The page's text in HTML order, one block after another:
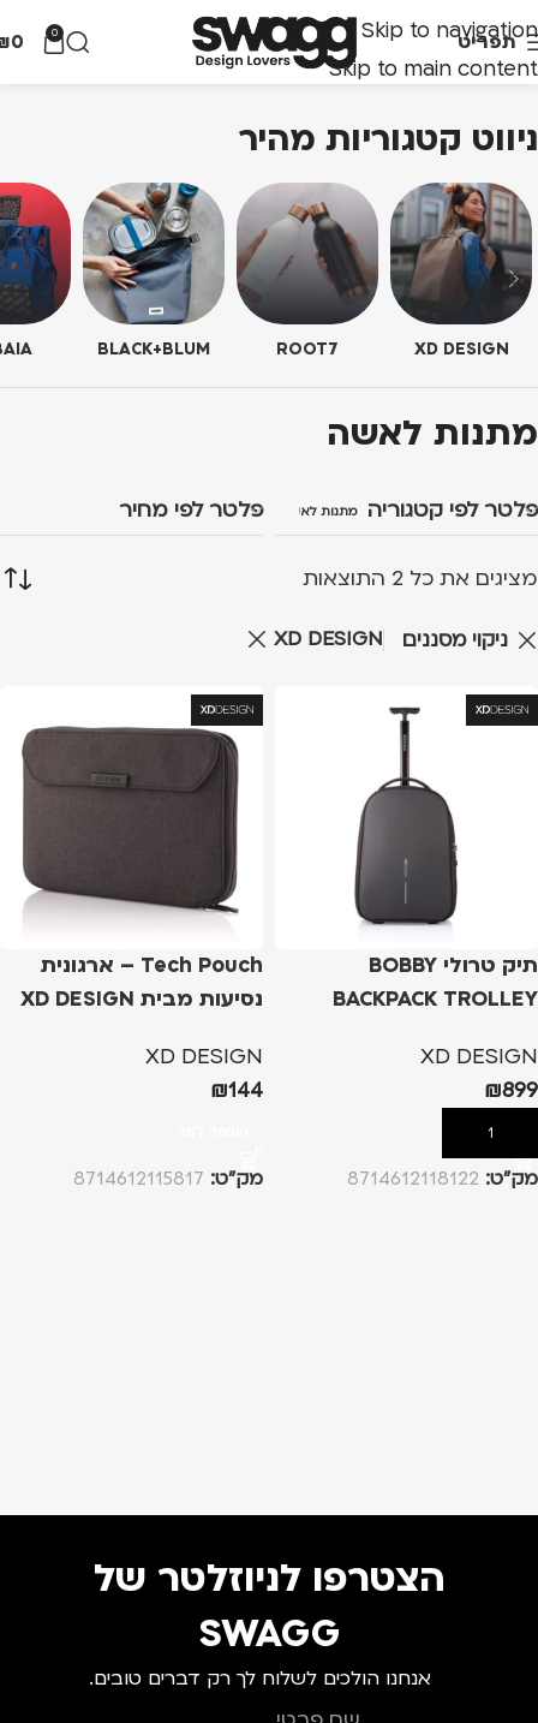
Skip to navigation
Skip to main content
תפריט 0
0
ניווט קטגוריות מהיר
XD DESIGN
ROOT7
BLACK+BLUM
מתנות לאשה
פלטר לפי קטגוריה מתנות לאשה פלטר לפי מחיר
מציגים את כל ⁦2⁩ התוצאות
ניקוי מסננים XD DESIGN
תיק טרולי BOBBY
BACKPACK TROLLEY
XD DESIGN
₪899
הוספה לסל
מק”ט: 8714612118122
Tech Pouch – ארגונית
נסיעות מבית XD DESIGN
XD DESIGN
₪144
מק”ט: 8714612115817
הצטרפו לניוזלטר של
SWAGG
אנחנו הולכים לשלוח לך רק דברים טובים.